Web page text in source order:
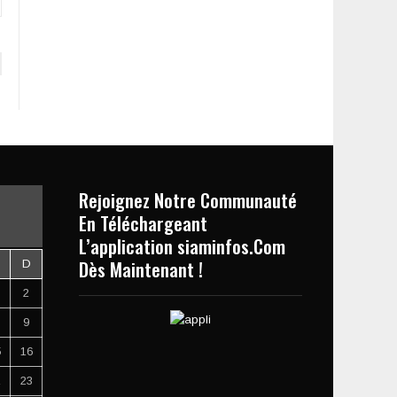
D
2
9
16
23
Rejoignez Notre Communauté
En Téléchargeant
L’application siaminfos.Com
Dès Maintenant !